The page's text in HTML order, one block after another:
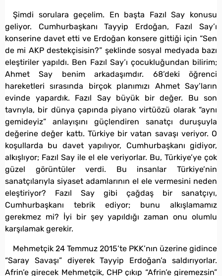
Şimdi sorulara geçelim. En başta Fazıl Say konusu
geliyor. Cumhurbaşkanı Tayyip Erdoğan, Fazıl Say’ı
konserine davet etti ve Erdoğan konsere gittiği için “Sen
de mi AKP destekçisisin?” şeklinde sosyal medyada bazı
eleştiriler yapıldı. Ben Fazıl Say’ı çocukluğundan bilirim;
Ahmet Say benim arkadaşımdır. 68’deki öğrenci
hareketleri sırasında birçok planımızı Ahmet Say’ların
evinde yapardık. Fazıl Say büyük bir değer. Bu son
tavrıyla, bir dünya çapında piyano virtüözü olarak “aynı
gemideyiz” anlayışını güçlendiren sanatçı duruşuyla
değerine değer kattı. Türkiye bir vatan savaşı veriyor. O
koşullarda bu davet yapılıyor, Cumhurbaşkanı gidiyor,
alkışlıyor; Fazıl Say ile el ele veriyorlar. Bu, Türkiye’ye çok
güzel görüntüler verdi. Bu insanlar Türkiye’nin
sanatçılarıyla siyaset adamlarının el ele vermesini neden
eleştiriyor? Fazıl Say gibi çağdaş bir sanatçıyı,
Cumhurbaşkanı tebrik ediyor; bunu alkışlamamız
gerekmez mi? İyi bir şey yapıldığı zaman onu olumlu
karşılamak gerekir.
Mehmetçik 24 Temmuz 2015’te PKK’nın üzerine gidince
“Saray Savaşı” diyerek Tayyip Erdoğan’a saldırıyorlar.
Afrin’e girecek Mehmetçik, CHP çıkıp “Afrin’e giremezsin”